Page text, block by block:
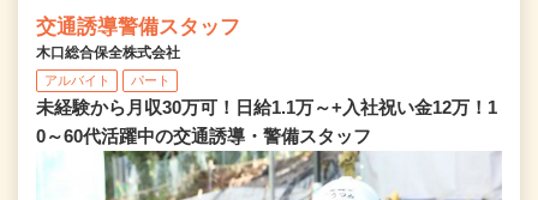
交通誘導警備スタッフ
木口総合保全株式会社
アルバイト パート
未経験から月収30万可！日給1.1万～+入社祝い金12万！1
0～60代活躍中の交通誘導・警備スタッフ